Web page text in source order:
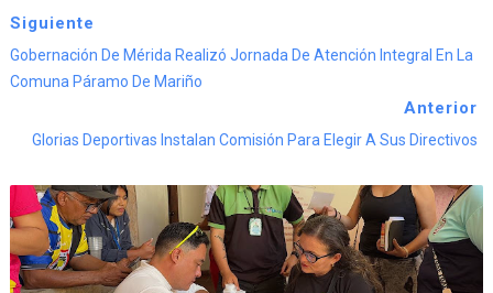
Siguiente
Gobernación De Mérida Realizó Jornada De Atención Integral En La
Comuna Páramo De Mariño
Anterior
Glorias Deportivas Instalan Comisión Para Elegir A Sus Directivos